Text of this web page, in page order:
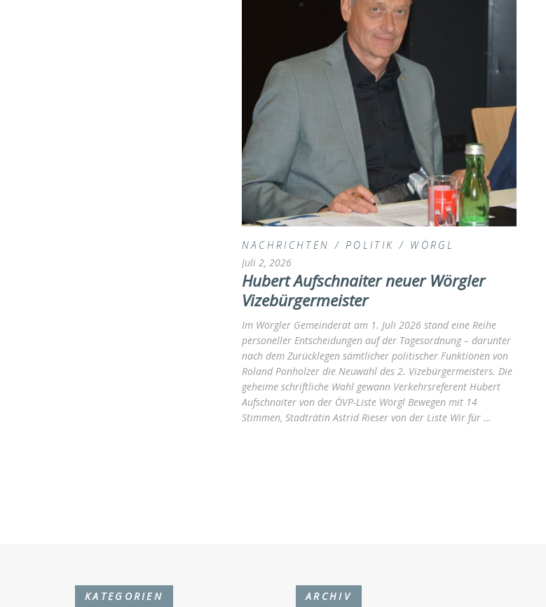
NACHRICHTEN /POLITIK / WÖRGL
Juli 2, 2026
Hubert Aufschnaiter neuer Wörgler
Vizebürgermeister
Im Wörgler Gemeinderat am 1. Juli 2026 stand eine Reihe
personeller Entscheidungen auf der Tagesordnung – darunter
nach dem Zurücklegen sämtlicher politischer Funktionen von
Roland Ponholzer die Neuwahl des 2. Vizebürgermeisters. Die
geheime schriftliche Wahl gewann Verkehrsreferent Hubert
Aufschnaiter von der ÖVP-Liste Wörgl Bewegen mit 14
Stimmen, Stadträtin Astrid Rieser von der Liste Wir für …
KATEGORIEN ARCHIV